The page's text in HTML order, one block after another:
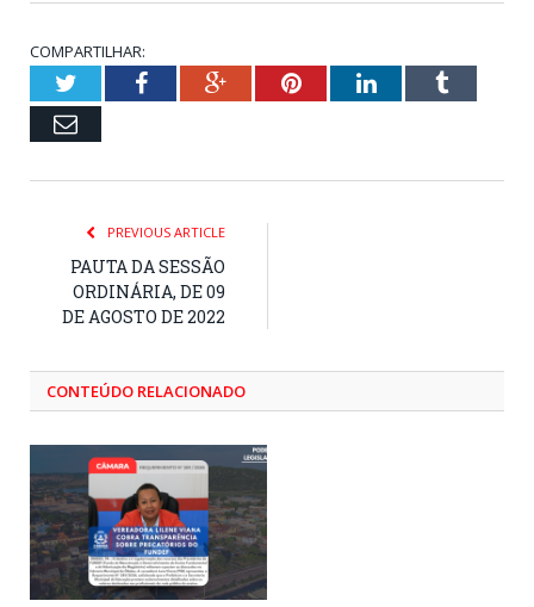
COMPARTILHAR:
TwitterFacebookGoogle+PinterestLinkedInTumblr
Email
PREVIOUS ARTICLE
PAUTA DA SESSÃO
ORDINÁRIA, DE 09
DE AGOSTO DE 2022
CONTEÚDO RELACIONADO